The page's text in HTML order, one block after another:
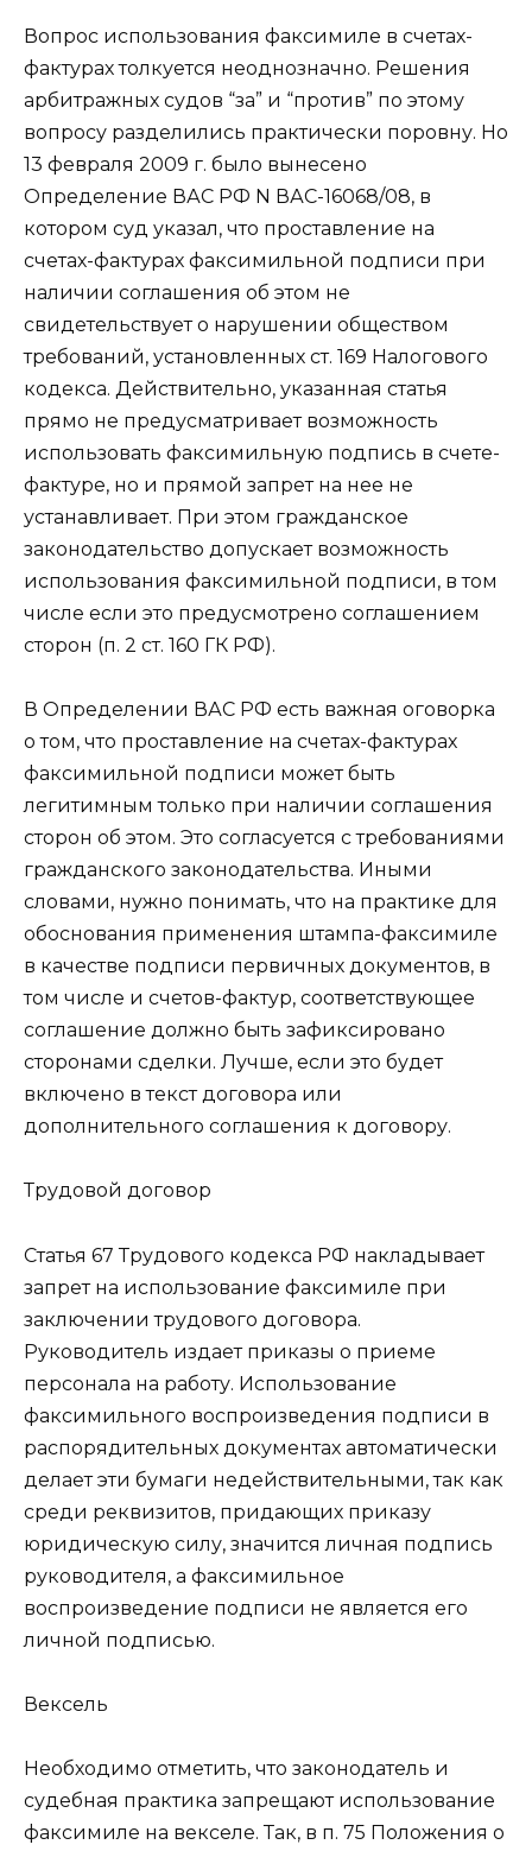
Вопрос использования факсимиле в счетах-
фактурах толкуется неоднозначно. Решения
арбитражных судов “за” и “против” по этому
вопросу разделились практически поровну. Но
13 февраля 2009 г. было вынесено
Определение ВАС РФ N ВАС-16068/08, в
котором суд указал, что проставление на
счетах-фактурах факсимильной подписи при
наличии соглашения об этом не
свидетельствует о нарушении обществом
требований, установленных ст. 169 Налогового
кодекса. Действительно, указанная статья
прямо не предусматривает возможность
использовать факсимильную подпись в счете-
фактуре, но и прямой запрет на нее не
устанавливает. При этом гражданское
законодательство допускает возможность
использования факсимильной подписи, в том
числе если это предусмотрено соглашением
сторон (п. 2 ст. 160 ГК РФ).
В Определении ВАС РФ есть важная оговорка
о том, что проставление на счетах-фактурах
факсимильной подписи может быть
легитимным только при наличии соглашения
сторон об этом. Это согласуется с требованиями
гражданского законодательства. Иными
словами, нужно понимать, что на практике для
обоснования применения штампа-факсимиле
в качестве подписи первичных документов, в
том числе и счетов-фактур, соответствующее
соглашение должно быть зафиксировано
сторонами сделки. Лучше, если это будет
включено в текст договора или
дополнительного соглашения к договору.
Трудовой договор
Статья 67 Трудового кодекса РФ накладывает
запрет на использование факсимиле при
заключении трудового договора.
Руководитель издает приказы о приеме
персонала на работу. Использование
факсимильного воспроизведения подписи в
распорядительных документах автоматически
делает эти бумаги недействительными, так как
среди реквизитов, придающих приказу
юридическую силу, значится личная подпись
руководителя, а факсимильное
воспроизведение подписи не является его
личной подписью.
Вексель
Необходимо отметить, что законодатель и
судебная практика запрещают использование
факсимиле на векселе. Так, в п. 75 Положения о